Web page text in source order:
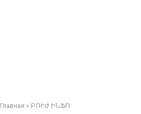
Главная » ԲՈՒԺ ԻՆՖՈ